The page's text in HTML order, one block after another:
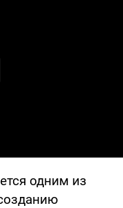
Video
одним из